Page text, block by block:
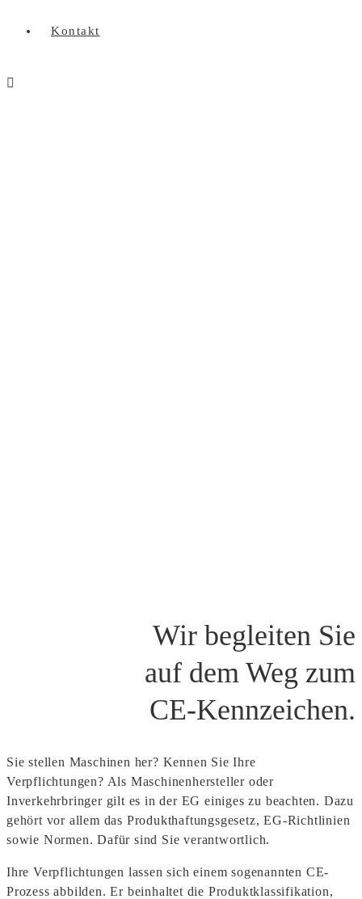
Kontakt
Wir begleiten Sie
auf dem Weg zum
CE-Kennzeichen.
Sie stellen Maschinen her? Kennen Sie Ihre
Verpflichtungen? Als Maschinenhersteller oder
Inverkehrbringer gilt es in der EG einiges zu beachten. Dazu
gehört vor allem das Produkthaftungsgesetz, EG-Richtlinien
sowie Normen. Dafür sind Sie verantwortlich.
Ihre Verpflichtungen lassen sich einem sogenannten CE-
Prozess abbilden. Er beinhaltet die Produktklassifikation,